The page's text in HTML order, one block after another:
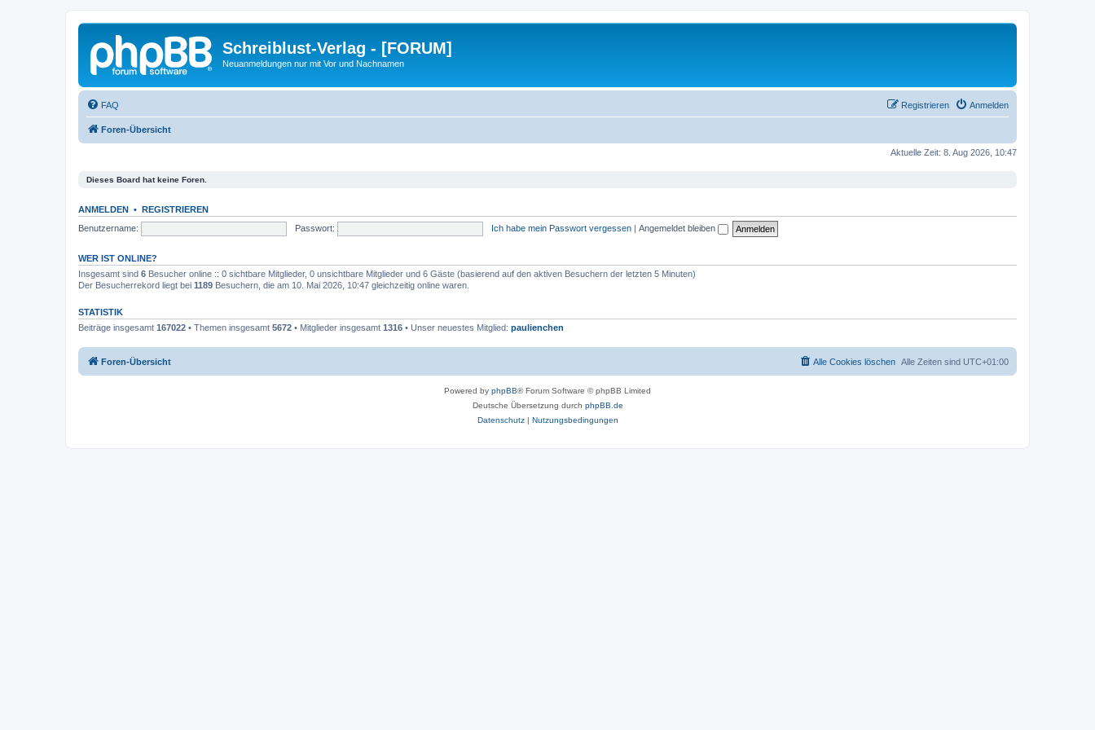
Schreiblust-Verlag - [FORUM]
Neuanmeldungen nur mit Vor und Nachnamen
FAQ Anmelden
Registrieren
Foren-Übersicht
Aktuelle Zeit: 8. Aug 2026, 10:47
Dieses Board hat keine Foren.
ANMELDEN • REGISTRIEREN
Benutzername:
Passwort: Ich habe mein Passwort vergessen | Angemeldet bleiben
WER IST ONLINE?
Insgesamt sind 6 Besucher online :: 0 sichtbare Mitglieder, 0 unsichtbare Mitglieder und 6 Gäste (basierend auf den aktiven Besuchern der letzten 5 Minuten)
Der Besucherrekord liegt bei 1189 Besuchern, die am 10. Mai 2026, 10:47 gleichzeitig online waren.
STATISTIK
Beiträge insgesamt 167022 • Themen insgesamt 5672 • Mitglieder insgesamt 1316 • Unser neuestes Mitglied: paulienchen
Foren-Übersicht Alle Zeiten sind UTC+01:00
Alle Cookies löschen
Powered by phpBB® Forum Software © phpBB Limited
Deutsche Übersetzung durch phpBB.de
Datenschutz| Nutzungsbedingungen